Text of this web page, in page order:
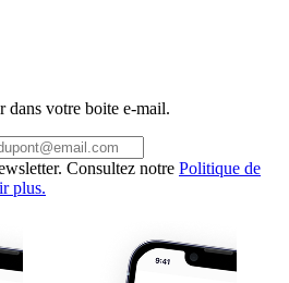
dans votre boite e-mail.
Consultez notre Politique de
plus.